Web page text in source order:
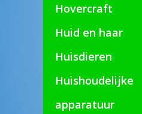
Hovercraft
Huid en haar
Huisdieren
Huishoudelijke
apparatuur